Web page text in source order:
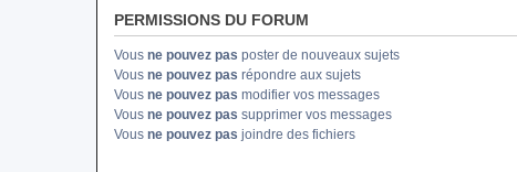
PERMISSIONS DU FORUM
Vous ne pouvez pas poster de nouveaux sujets
Vous ne pouvez pas répondre aux sujets
Vous ne pouvez pas modifier vos messages
Vous ne pouvez pas supprimer vos messages
Vous ne pouvez pas joindre des fichiers